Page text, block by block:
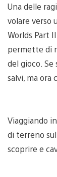
Una delle
volare verso
Worlds Part
permette di
del gioco.
salvi, ma ora
Viaggiando
di terreno
scoprire e